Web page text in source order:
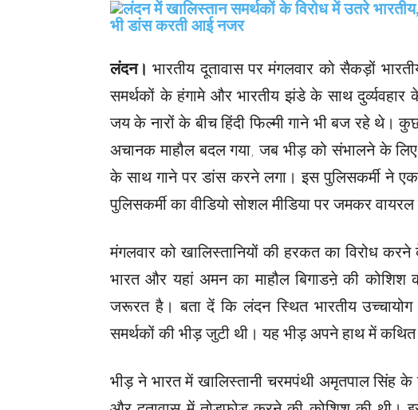
लंदन। भारतीय दूतावास पर मंगलवार को सैकड़ों
समर्थकों के हंगामे और भारतीय झंडे के साथ
जय के नारों के बीच हिंदी फिल्मी गाने भी बज रहे थे।
अचानक माहौल बदल गया, जब भीड़ को संभालने के
के साथ गाने पर डांस करने लगा। इस पुलिसकर्मी ने
पुलिसकर्मी का वीडियो सोशल मीडिया पर जमकर वायरल
मंगलवार को खालिस्तानियों की हरकत का विरोध
भारत और यहां अमन का माहौल बिगाडऩे की
जरूरत है। बता दें कि लंदन स्थित भारतीय
समर्थकों की भीड़ जुटी थी। यह भीड़ अपने हाथ में कथित
भीड़ ने भारत में खालिस्तानी चरमपंथी अमृतपाल सिंह के